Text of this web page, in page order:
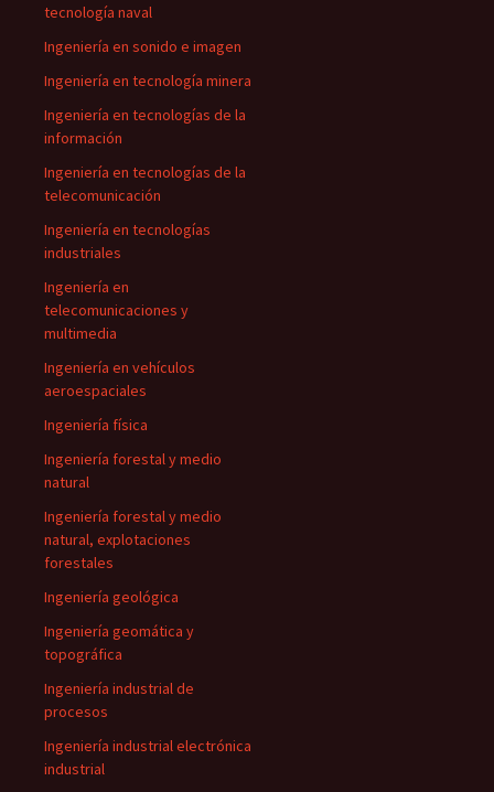
tecnología naval
Ingeniería en sonido e imagen
Ingeniería en tecnología minera
Ingeniería en tecnologías de la
información
Ingeniería en tecnologías de la
telecomunicación
Ingeniería en tecnologías
industriales
Ingeniería en
telecomunicaciones y
multimedia
Ingeniería en vehículos
aeroespaciales
Ingeniería física
Ingeniería forestal y medio
natural
Ingeniería forestal y medio
natural, explotaciones
forestales
Ingeniería geológica
Ingeniería geomática y
topográfica
Ingeniería industrial de
procesos
Ingeniería industrial electrónica
industrial